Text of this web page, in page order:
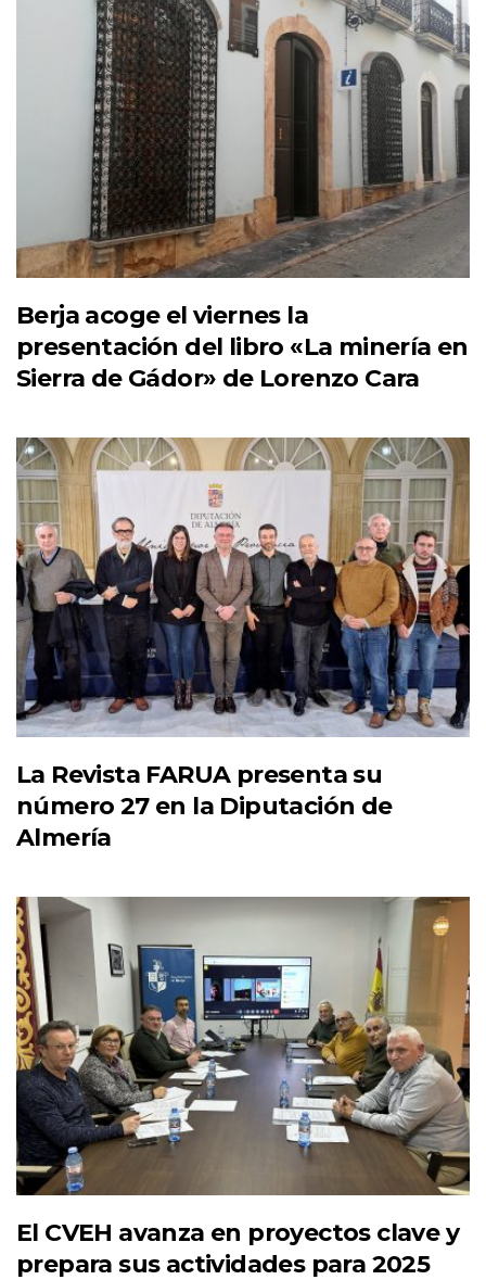
Berja acoge el viernes la
presentación del libro «La minería en
Sierra de Gádor» de Lorenzo Cara
La Revista FARUA presenta su
número 27 en la Diputación de
Almería
El CVEH avanza en proyectos clave y
prepara sus actividades para 2025